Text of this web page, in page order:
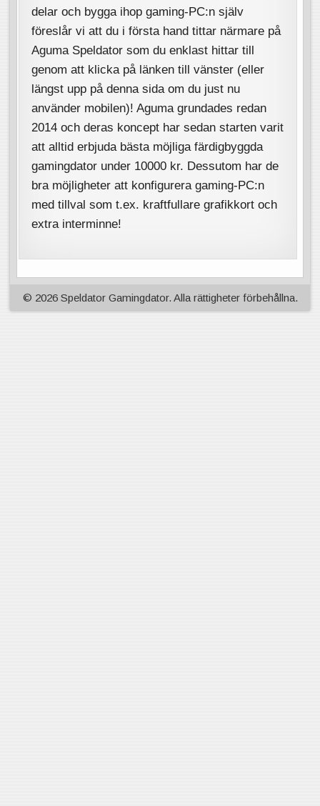
delar och bygga ihop gaming-PC:n själv
föreslår vi att du i första hand tittar närmare på
Aguma Speldator som du enklast hittar till
genom att klicka på länken till vänster (eller
längst upp på denna sida om du just nu
använder mobilen)! Aguma grundades redan
2014 och deras koncept har sedan starten varit
att alltid erbjuda bästa möjliga färdigbyggda
gamingdator under 10000 kr. Dessutom har de
bra möjligheter att konfigurera gaming-PC:n
med tillval som t.ex. kraftfullare grafikkort och
extra interminne!
© 2026 Speldator Gamingdator. Alla rättigheter förbehållna.